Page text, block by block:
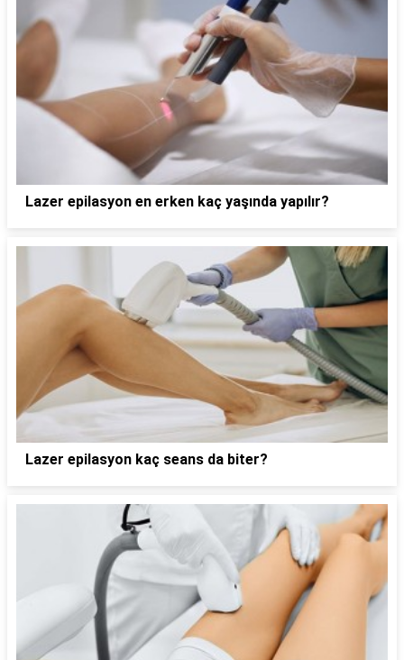
Lazer epilasyon en erken kaç yaşında yapılır?
Lazer epilasyon kaç seans da biter?